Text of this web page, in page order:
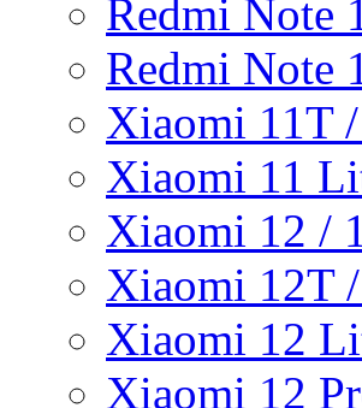
Redmi Note
Redmi Note
Xiaomi 11T
Xiaomi 11
Xiaomi 12 /
Xiaomi 12T
Xiaomi 12
Xiaomi 12